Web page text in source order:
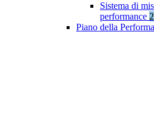
Sistema di
performance 2
Piano della